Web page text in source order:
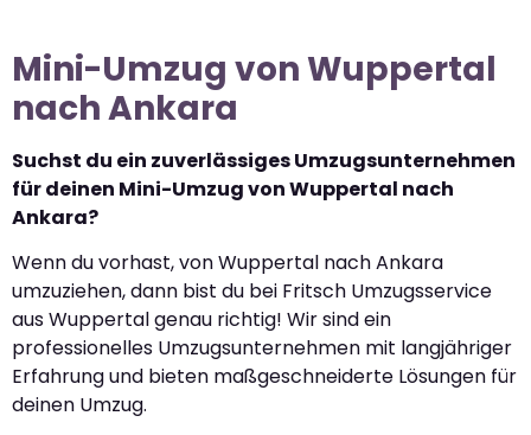
Mini-Umzug von Wuppertal
nach Ankara
Suchst du ein zuverlässiges Umzugsunternehmen
für deinen Mini-Umzug von Wuppertal nach
Ankara?
Wenn du vorhast, von Wuppertal nach Ankara
umzuziehen, dann bist du bei Fritsch Umzugsservice
aus Wuppertal genau richtig! Wir sind ein
professionelles Umzugsunternehmen mit langjähriger
Erfahrung und bieten maßgeschneiderte Lösungen für
deinen Umzug.